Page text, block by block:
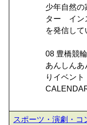
少年自然の
ター イン
を発信して
08 豊橋競
あんしんあ
りイベント
スポーツ・演劇・コ